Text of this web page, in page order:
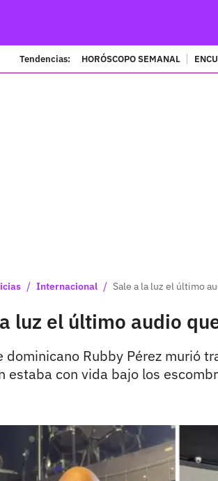
Tendencias: HORÓSCOPO SEMANAL
/ Internacional / Sale a la luz el último
luz el último audio
dominicano Rubby Pérez murió
estaba con vida bajo los